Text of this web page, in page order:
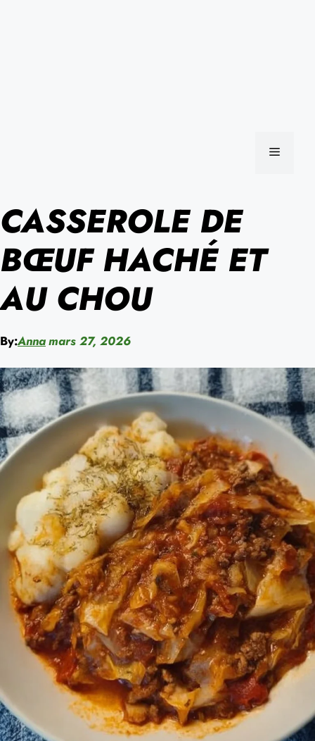
MENU
CASSEROLE DE
BŒUF HACHÉ ET
AU CHOU
By:Annamars 27, 2026